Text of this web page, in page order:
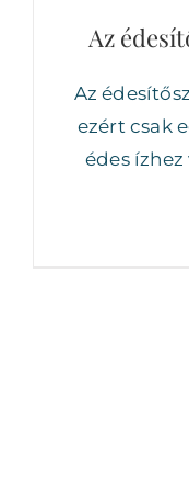
Az
Az
ezért csak
édes